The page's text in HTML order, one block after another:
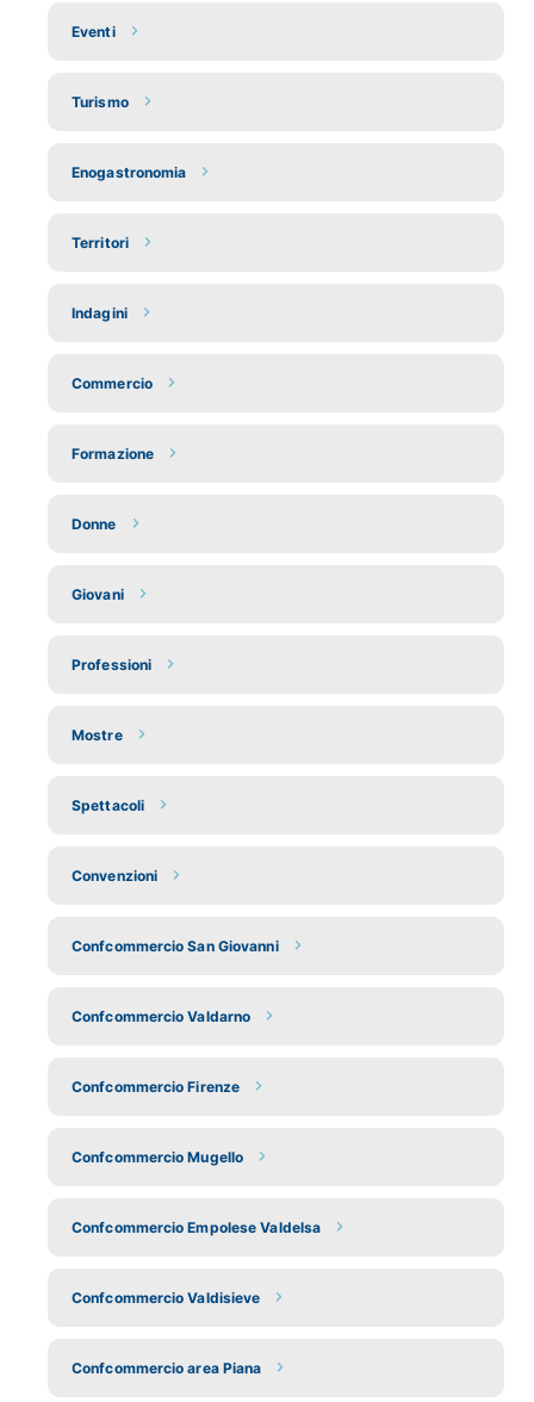
Eventi
Turismo
Enogastronomia
Territori
Indagini
Commercio
Formazione
Donne
Giovani
Professioni
Mostre
Spettacoli
Convenzioni
Confcommercio San Giovanni
Confcommercio Valdarno
Confcommercio Firenze
Confcommercio Mugello
Confcommercio Empolese Valdelsa
Confcommercio Valdisieve
Confcommercio area Piana